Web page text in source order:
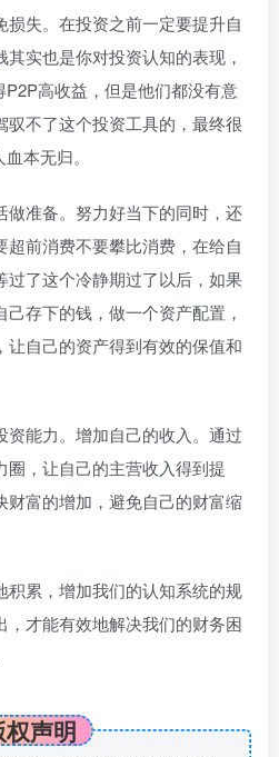
失。在投资之前一定要提升自
实也是你对投资认知的表现，
高收益，但是他们都没有意
不了这个投资工具的，最终很
本无归。
准备。努力好当下的同时，还
前消费不要攀比消费，在给自
过了这个冷静期过了以后，如果
存下的钱，做一个资产配置，
自己的资产得到有效的保值和
能力。增加自己的收入。通过
，让自己的主营收入得到提
财富的增加，避免自己的财富缩
累，增加我们的认知系统的规
才能有效地解决我们的财务困
权声明